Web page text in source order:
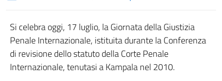
Si celebra oggi, 17 luglio, la Giornata della Giustizia
Penale Internazionale, istituita durante la Conferenza
di revisione dello statuto della Corte Penale
Internazionale, tenutasi a Kampala nel 2010.